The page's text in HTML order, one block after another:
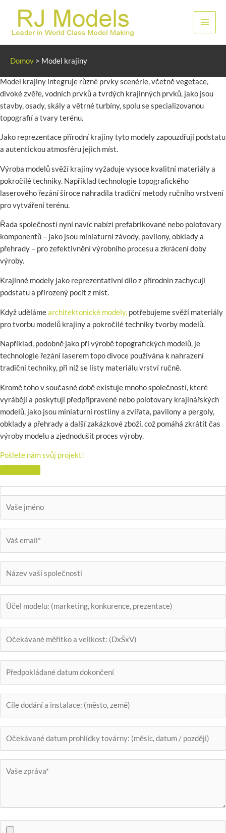
obsah
Domov > Model krajiny
Model krajiny
Model krajiny integruje různé prvky scenérie, včetně vegetace,
divoké zvěře, vodních prvků a tvrdých krajinných prvků, jako jsou
stavby, osady, skály a větrné turbíny, spolu se specializovanou
topografií a tvary terénu.
Jako reprezentace přírodní krajiny tyto modely zapouzdřují podstatu
a autentickou atmosféru jejich míst.
Výroba modelů svěží krajiny vyžaduje vysoce kvalitní materiály a
pokročilé techniky. Například technologie topografického
laserového řezání široce nahradila tradiční metody ručního vrstvení
pro vytváření terénu.
Řada společností nyní navíc nabízí prefabrikované nebo polotovary
komponentů – jako jsou miniaturní závody, pavilony, obklady a
přehrady – pro zefektivnění výrobního procesu a zkrácení doby
výroby.
Krajinné modely jako reprezentativní dílo z přírodnin zachycují
podstatu a přirozený pocit z míst.
Když udělámearchitektonické modely, potřebujeme svěží materiály
pro tvorbu modelů krajiny a pokročilé techniky tvorby modelů.
Například, podobně jako při výrobě topografických modelů, je
technologie řezání laserem topo divoce používána k nahrazení
tradiční techniky, při níž se listy materiálu vrství ručně.
Kromě toho v současné době existuje mnoho společností, které
vyrábějí a poskytují předpřipravené nebo polotovary krajinářských
modelů, jako jsou miniaturní rostliny a zvířata, pavilony a pergoly,
obklady a přehrady a další zakázkové zboží, což pomáhá zkrátit čas
výroby modelu a zjednodušit proces výroby.
Pošlete nám svůj projekt!